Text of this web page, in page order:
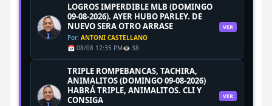
LOGROS IMPERDIBLE MLB (DOMINGO
09-08-2026). AYER HUBO PARLEY. DE
NUEVO SERA OTRO ARRASE
Por: ANTONI CASTELLANO
📅 08/08 12:35 PM👁️ 38
VER
TRIPLE ROMPEBANCAS, TACHIRA,
ANIMALITOS (DOMINGO 09-08-2026)
HABRÁ TRIPLE, ANIMALITOS. CLI Y
CONSIGA
VER